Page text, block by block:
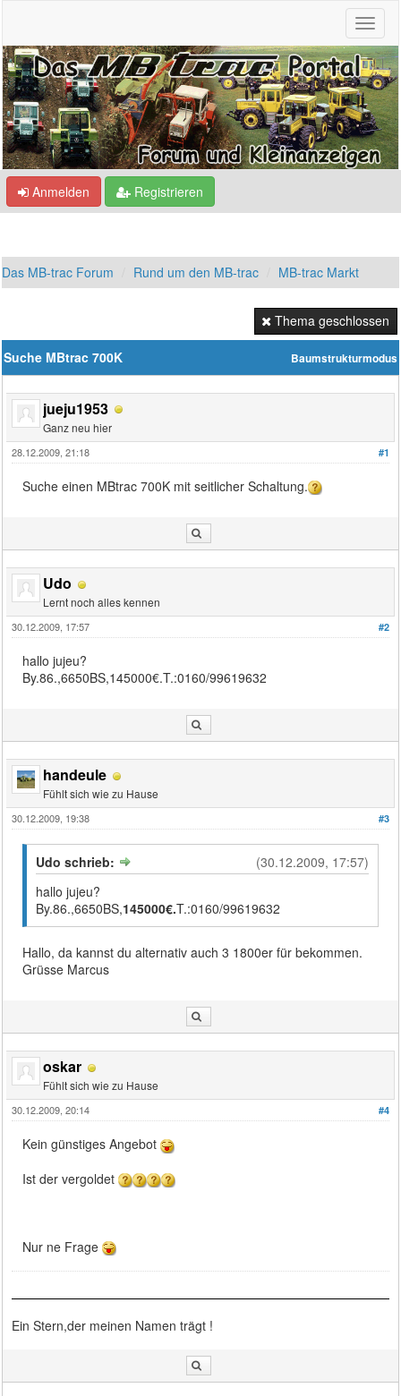
Anmelden Registrieren
Das MB-trac Forum Rund um den MB-trac MB-trac Markt
Thema geschlossen
Baumstrukturmodus
Suche MBtrac 700K
jueju1953
Ganz neu hier
#1
28.12.2009, 21:18
Suche einen MBtrac 700K mit seitlicher Schaltung.
Udo
Lernt noch alles kennen
#2
30.12.2009, 17:57
hallo jujeu?
By.86.,6650BS,145000€.T.:0160/99619632
handeule
Fühlt sich wie zu Hause
#3
30.12.2009, 19:38
(30.12.2009, 17:57)
Udo schrieb:
hallo jujeu?
By.86.,6650BS,145000€.T.:0160/99619632
Hallo, da kannst du alternativ auch 3 1800er für bekommen.
Grüsse Marcus
oskar
Fühlt sich wie zu Hause
#4
30.12.2009, 20:14
Kein günstiges Angebot
Ist der vergoldet
Nur ne Frage
Ein Stern,der meinen Namen trägt !